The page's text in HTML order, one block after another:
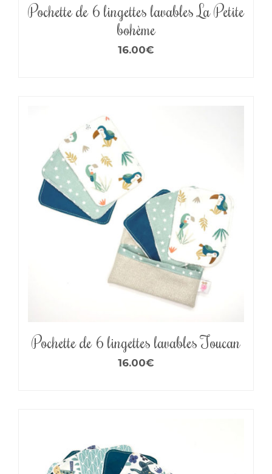
Pochette de 6 lingettes lavables La Petite
bohème
16.00€
Pochette de 6 lingettes lavables Toucan
16.00€